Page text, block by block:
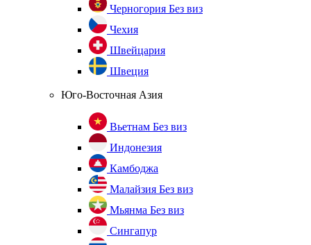
Черногория Без виз
Чехия
Швейцария
Швеция
Юго-Восточная Азия
Вьетнам Без виз
Индонезия
Камбоджа
Малайзия Без виз
Мьянма Без виз
Сингапур